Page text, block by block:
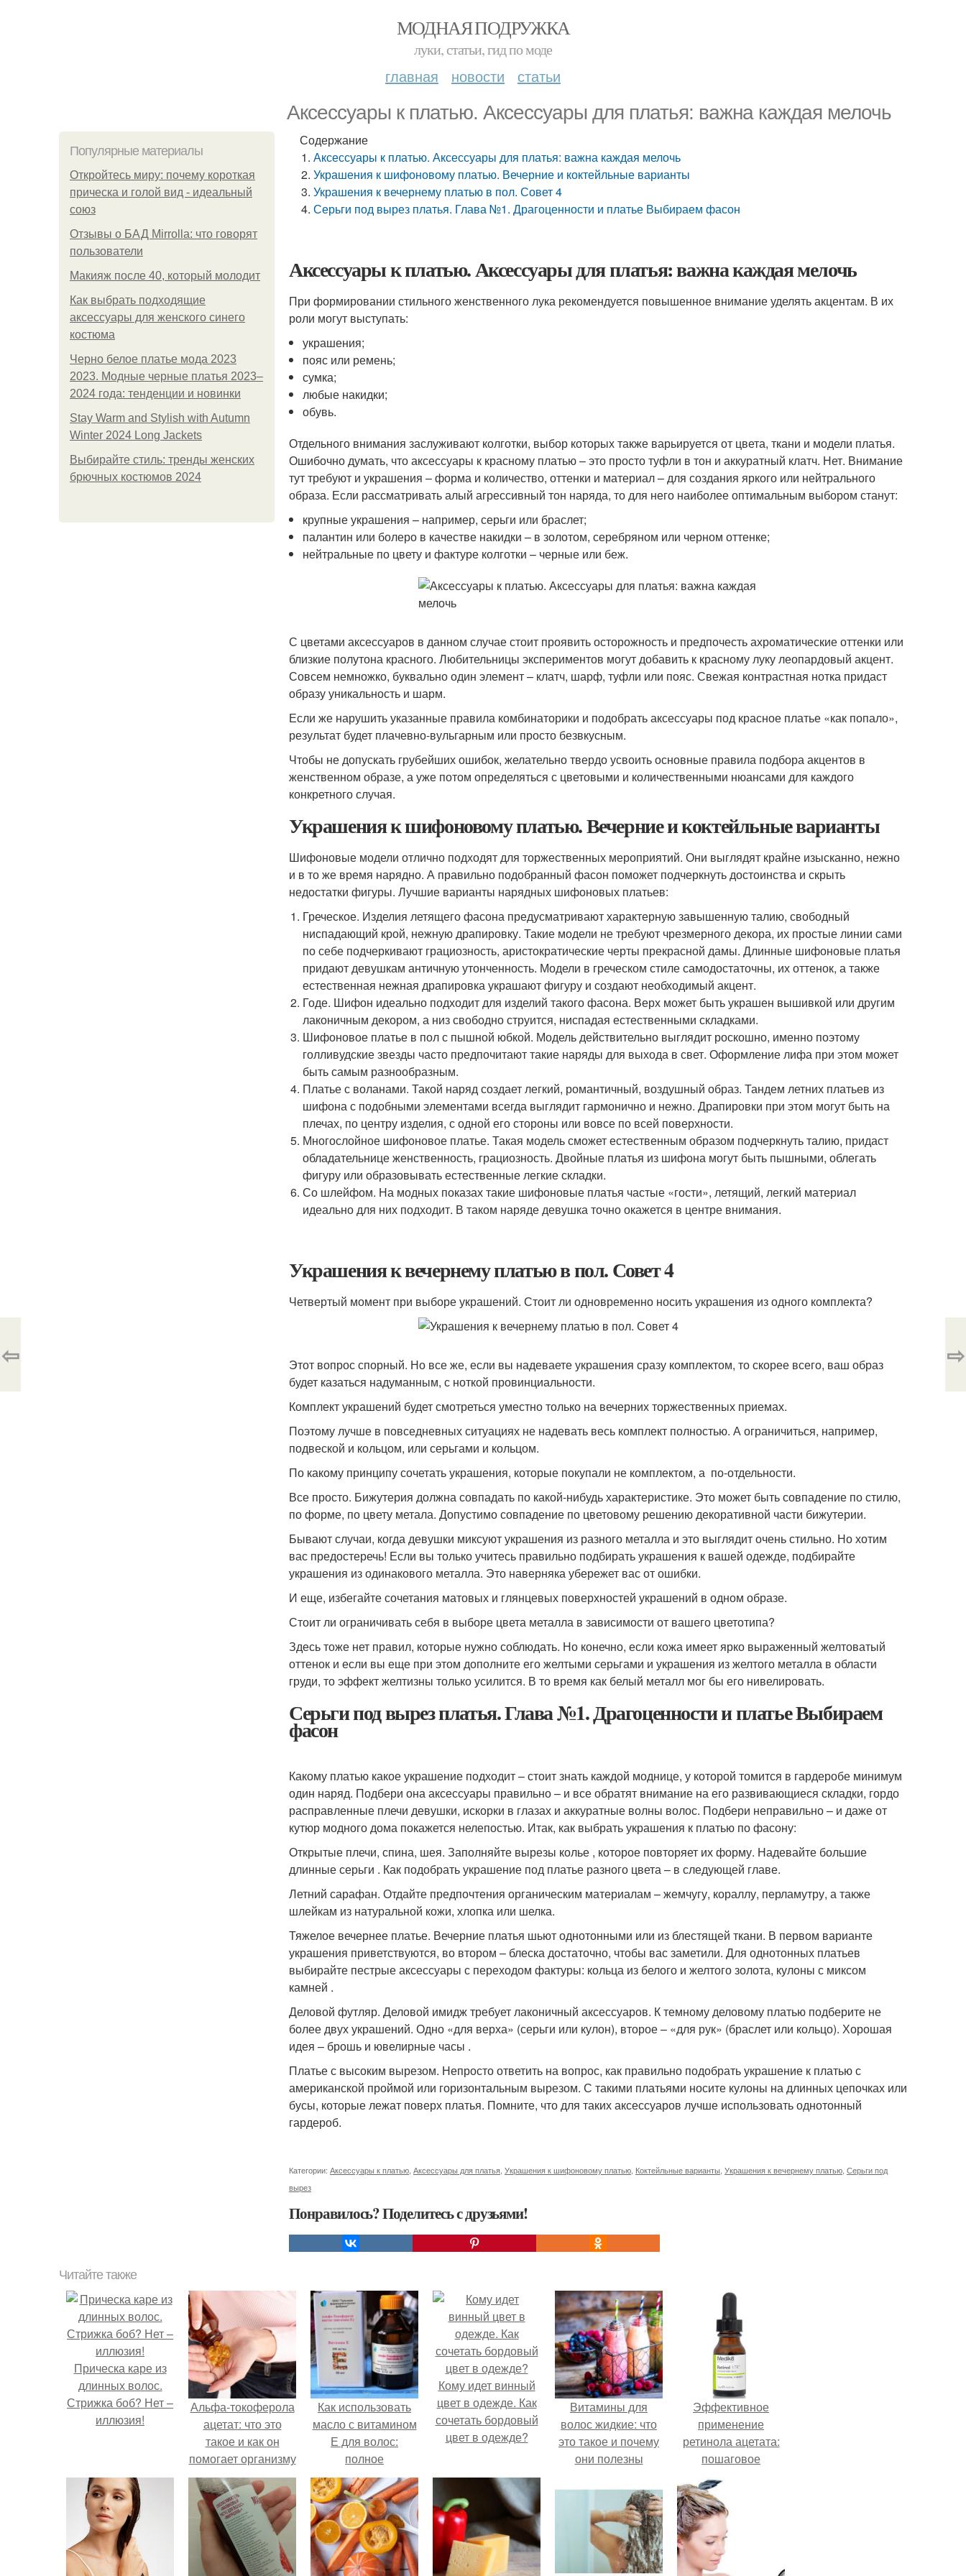
МОДНАЯ ПОДРУЖКА
луки, статьи, гид по моде
главная новости статьи
Аксессуары к платью. Аксессуары для платья: важна каждая мелочь
Популярные материалы
Откройтесь миру: почему короткая
прическа и голой вид - идеальный
союз
Отзывы о БАД Mirrolla: что говорят
пользователи
Макияж после 40, который молодит
Как выбрать подходящие
аксессуары для женского синего
костюма
Черно белое платье мода 2023
2023. Модные черные платья 2023–
2024 года: тенденции и новинки
Stay Warm and Stylish with Autumn
Winter 2024 Long Jackets
Выбирайте стиль: тренды женских
брючных костюмов 2024
Содержание
Аксессуары к платью. Аксессуары для платья: важна каждая мелочь
Украшения к шифоновому платью. Вечерние и коктейльные варианты
Украшения к вечернему платью в пол. Совет 4
Серьги под вырез платья. Глава №1. Драгоценности и платье Выбираем фасон
Аксессуары к платью. Аксессуары для платья: важна каждая мелочь
При формировании стильного женственного лука рекомендуется повышенное внимание уделять акцентам. В их
роли могут выступать:
украшения;
пояс или ремень;
сумка;
любые накидки;
обувь.
Отдельного внимания заслуживают колготки, выбор которых также варьируется от цвета, ткани и модели платья.
Ошибочно думать, что аксессуары к красному платью – это просто туфли в тон и аккуратный клатч. Нет. Внимание
тут требуют и украшения – форма и количество, оттенки и материал – для создания яркого или нейтрального
образа. Если рассматривать алый агрессивный тон наряда, то для него наиболее оптимальным выбором станут:
крупные украшения – например, серьги или браслет;
палантин или болеро в качестве накидки – в золотом, серебряном или черном оттенке;
нейтральные по цвету и фактуре колготки – черные или беж.
С цветами аксессуаров в данном случае стоит проявить осторожность и предпочесть ахроматические оттенки или
близкие полутона красного. Любительницы экспериментов могут добавить к красному луку леопардовый акцент.
Совсем немножко, буквально один элемент – клатч, шарф, туфли или пояс. Свежая контрастная нотка придаст
образу уникальность и шарм.
Если же нарушить указанные правила комбинаторики и подобрать аксессуары под красное платье «как попало»,
результат будет плачевно-вульгарным или просто безвкусным.
Чтобы не допускать грубейших ошибок, желательно твердо усвоить основные правила подбора акцентов в
женственном образе, а уже потом определяться с цветовыми и количественными нюансами для каждого
конкретного случая.
Украшения к шифоновому платью. Вечерние и коктейльные варианты
Шифоновые модели отлично подходят для торжественных мероприятий. Они выглядят крайне изысканно, нежно
и в то же время нарядно. А правильно подобранный фасон поможет подчеркнуть достоинства и скрыть
недостатки фигуры. Лучшие варианты нарядных шифоновых платьев:
Греческое. Изделия летящего фасона предусматривают характерную завышенную талию, свободный
ниспадающий крой, нежную драпировку. Такие модели не требуют чрезмерного декора, их простые линии сами
по себе подчеркивают грациозность, аристократические черты прекрасной дамы. Длинные шифоновые платья
придают девушкам античную утонченность. Модели в греческом стиле самодостаточны, их оттенок, а также
естественная нежная драпировка украшают фигуру и создают необходимый акцент.
Годе. Шифон идеально подходит для изделий такого фасона. Верх может быть украшен вышивкой или другим
лаконичным декором, а низ свободно струится, ниспадая естественными складками.
Шифоновое платье в пол с пышной юбкой. Модель действительно выглядит роскошно, именно поэтому
голливудские звезды часто предпочитают такие наряды для выхода в свет. Оформление лифа при этом может
быть самым разнообразным.
Платье с воланами. Такой наряд создает легкий, романтичный, воздушный образ. Тандем летних платьев из
шифона с подобными элементами всегда выглядит гармонично и нежно. Драпировки при этом могут быть на
плечах, по центру изделия, с одной его стороны или вовсе по всей поверхности.
Многослойное шифоновое платье. Такая модель сможет естественным образом подчеркнуть талию, придаст
обладательнице женственность, грациозность. Двойные платья из шифона могут быть пышными, облегать
фигуру или образовывать естественные легкие складки.
Со шлейфом. На модных показах такие шифоновые платья частые «гости», летящий, легкий материал
идеально для них подходит. В таком наряде девушка точно окажется в центре внимания.
Украшения к вечернему платью в пол. Совет 4
Четвертый момент при выборе украшений. Стоит ли одновременно носить украшения из одного комплекта?
Этот вопрос спорный. Но все же, если вы надеваете украшения сразу комплектом, то скорее всего, ваш образ
будет казаться надуманным, с ноткой провинциальности.
Комплект украшений будет смотреться уместно только на вечерних торжественных приемах.
Поэтому лучше в повседневных ситуациях не надевать весь комплект полностью. А ограничиться, например,
подвеской и кольцом, или серьгами и кольцом.
По какому принципу сочетать украшения, которые покупали не комплектом, а по-отдельности.
Все просто. Бижутерия должна совпадать по какой-нибудь характеристике. Это может быть совпадение по стилю,
по форме, по цвету метала. Допустимо совпадение по цветовому решению декоративной части бижутерии.
Бывают случаи, когда девушки миксуют украшения из разного металла и это выглядит очень стильно. Но хотим
вас предостеречь! Если вы только учитесь правильно подбирать украшения к вашей одежде, подбирайте
украшения из одинакового металла. Это наверняка убережет вас от ошибки.
И еще, избегайте сочетания матовых и глянцевых поверхностей украшений в одном образе.
Стоит ли ограничивать себя в выборе цвета металла в зависимости от вашего цветотипа?
Здесь тоже нет правил, которые нужно соблюдать. Но конечно, если кожа имеет ярко выраженный желтоватый
оттенок и если вы еще при этом дополните его желтыми серьгами и украшения из желтого металла в области
груди, то эффект желтизны только усилится. В то время как белый металл мог бы его нивелировать.
Серьги под вырез платья. Глава №1. Драгоценности и платье Выбираем
фасон
Какому платью какое украшение подходит – стоит знать каждой моднице, у которой томится в гардеробе минимум
один наряд. Подбери она аксессуары правильно – и все обратят внимание на его развивающиеся складки, гордо
расправленные плечи девушки, искорки в глазах и аккуратные волны волос. Подбери неправильно – и даже от
кутюр модного дома покажется нелепостью. Итак, как выбрать украшения к платью по фасону:
Открытые плечи, спина, шея. Заполняйте вырезы колье , которое повторяет их форму. Надевайте большие
длинные серьги . Как подобрать украшение под платье разного цвета – в следующей главе.
Летний сарафан. Отдайте предпочтения органическим материалам – жемчугу, кораллу, перламутру, а также
шлейкам из натуральной кожи, хлопка или шелка.
Тяжелое вечернее платье. Вечерние платья шьют однотонными или из блестящей ткани. В первом варианте
украшения приветствуются, во втором – блеска достаточно, чтобы вас заметили. Для однотонных платьев
выбирайте пестрые аксессуары с переходом фактуры: кольца из белого и желтого золота, кулоны с миксом
камней .
Деловой футляр. Деловой имидж требует лаконичный аксессуаров. К темному деловому платью подберите не
более двух украшений. Одно «для верха» (серьги или кулон), второе – «для рук» (браслет или кольцо). Хорошая
идея – брошь и ювелирные часы .
Платье с высоким вырезом. Непросто ответить на вопрос, как правильно подобрать украшение к платью с
американской проймой или горизонтальным вырезом. С такими платьями носите кулоны на длинных цепочках или
бусы, которые лежат поверх платья. Помните, что для таких аксессуаров лучше использовать однотонный
гардероб.
Категории: Аксессуары к платью Аксессуары для платья Украшения к шифоновому платью Коктейльные варианты Украшения к вечернему платью Серьги под
вырез
Понравилось? Поделитесь с друзьями!
⇦ ⇨
Читайте также
Прическа каре из
длинных волос.
Стрижка боб? Нет –
иллюзия!
Альфа-токоферола
ацетат: что это
такое и как он
помогает организму
Как использовать
масло с витамином
Е для волос:
полное
руководство
Кому идет винный
цвет в одежде. Как
сочетать бордовый
цвет в одежде?
Витамины для
волос жидкие: что
это такое и почему
они полезны
Эффективное
применение
ретинола ацетата:
пошаговое
руководство